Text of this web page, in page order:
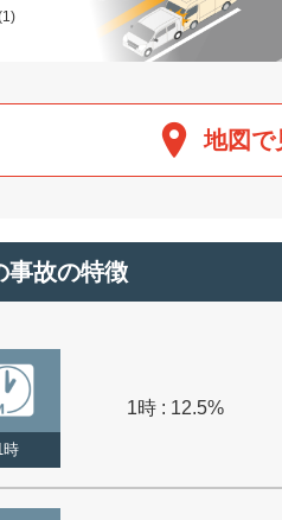
地図で
事故の特徴
時
1時 : 12.5%